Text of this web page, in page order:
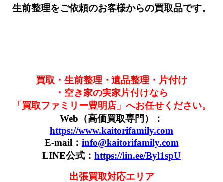
生前整理をご依頼のお客様からの買取品です。
買取・生前整理・遺品整理・片付け
・空き家の実家片付けなら
「買取ファミリー豊明店」へお任せください。
Web（高価買取専門）：
https://www.kaitorifamily.com
E-mail： info@kaitorifamily.com
LINE公式： https://lin.ee/Byl1spU
出張買取対応エリア